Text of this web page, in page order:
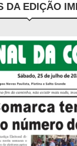
DA EDIÇÃO